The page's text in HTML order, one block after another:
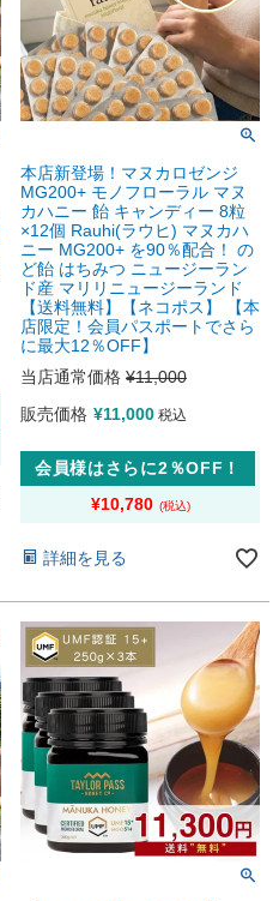
本店新登場！マヌカロゼンジ
MG200+ モノフローラル マヌ
カハニー 飴 キャンディー 8粒
×12個 Rauhi(ラウヒ) マヌカハ
ニー MG200+ を90％配合！ の
ど飴 はちみつ ニュージーラン
ド産 マリリニュージーランド
【送料無料】【ネコポス】 【本
店限定！会員パスポートでさら
に最大12％OFF】
当店通常価格 ¥11,000
販売価格 ¥11,000 税込
会員様はさらに2％OFF！
¥10,780
詳細を見る